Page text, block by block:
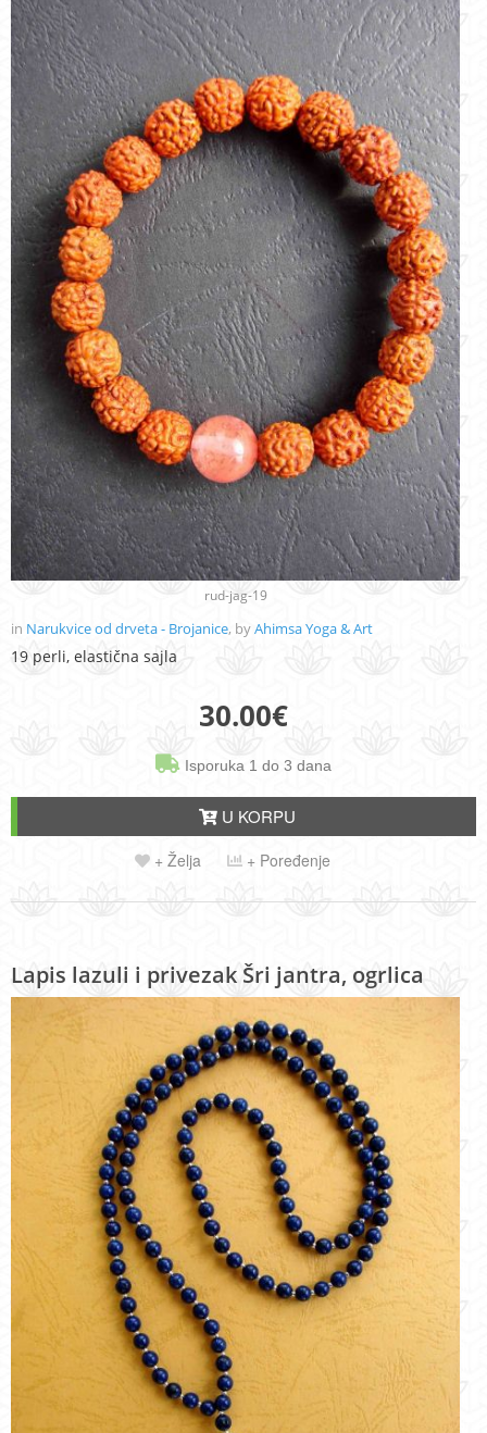
rud-jag-19
in Narukvice od drveta - Brojanice, byAhimsa Yoga & Art
19 perli, elastična sajla
30.00€
Isporuka 1 do 3 dana
U KORPU
+ Želja + Poređenje
Lapis lazuli i privezak Šri jantra, ogrlica